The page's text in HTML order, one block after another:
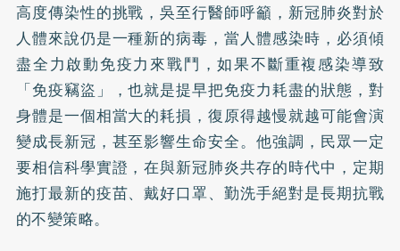
高度傳染性的挑戰，吳至行醫師呼籲，新冠肺炎對於
人體來說仍是一種新的病毒，當人體感染時，必須傾
盡全力啟動免疫力來戰鬥，如果不斷重複感染導致
「免疫竊盜」，也就是提早把免疫力耗盡的狀態，對
身體是一個相當大的耗損，復原得越慢就越可能會演
變成長新冠，甚至影響生命安全。他強調，民眾一定
要相信科學實證，在與新冠肺炎共存的時代中，定期
施打最新的疫苗、戴好口罩、勤洗手絕對是長期抗戰
的不變策略。